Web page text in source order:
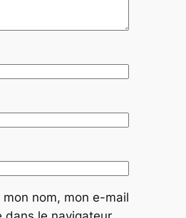
mon nom, mon e-mail